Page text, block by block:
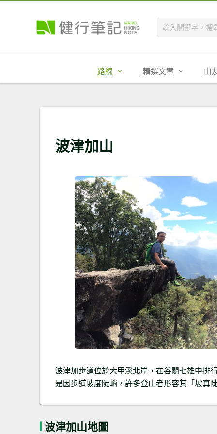
路線 精選文章 山
波津加山
波津加步道位於大甲溪北岸，在谷關七雄中排
是因步道坡度陡峭，許多登山者形容其「坡真
波津加山地圖